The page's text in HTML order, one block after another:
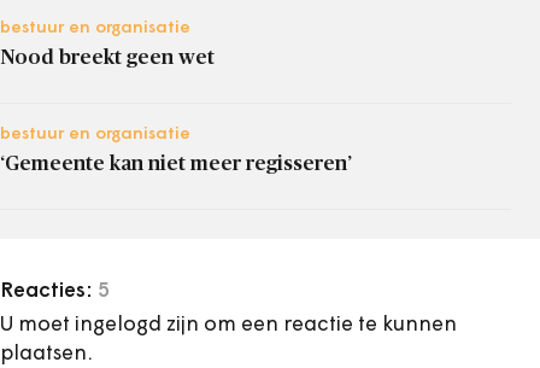
bestuur en organisatie
Nood breekt geen wet
bestuur en organisatie
‘Gemeente kan niet meer regisseren’
Reacties: 5
U moet ingelogd zijn om een reactie te kunnen
plaatsen.